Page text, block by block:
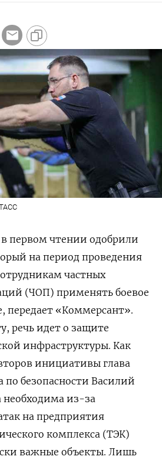
первом чтении одобрили
на период проведения
частных
(ЧОП) применять боевое
передает «Коммерсант».
речь идет о защите
инфраструктуры. Как
инициативы глава
по безопасности Василий
необходима из-за
на предприятия
комплекса (ТЭК)
важные объекты. Лишь